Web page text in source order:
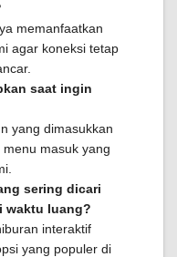
memanfaatkan
agar koneksi tetap
saat ingin
yang dimasukkan
masuk yang
sering dicari
waktu luang?
interaktif
yang populer di